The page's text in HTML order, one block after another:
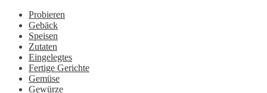
Probieren
Gebäck
Speisen
Zutaten
Eingelegtes
Fertige Gerichte
Gemüse
Gewürze